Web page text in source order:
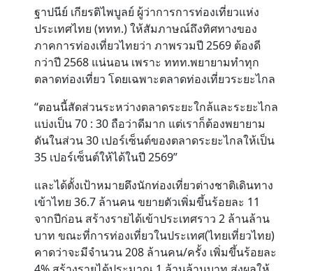
ฐาปนีย์ เกียรติไพบูลย์ ผู้ว่าการการท่องเที่ยวแห่ง
ประเทศไทย (ททท.) ให้สัมภาษณ์ถึงทิศทางของ
ภาคการท่องเที่ยวไทยว่า ภาพรวมปี 2569 ต้องดี
กว่าปี 2568 แน่นอน เพราะ ททท.พยายามทำทุก
ตลาดท่องเที่ยว โดยเฉพาะตลาดท่องเที่ยวระยะไกล
“ตอนนี้สัดส่วนระหว่างตลาดระยะใกล้และระยะไกล
แบ่งเป็น 70 : 30 ถือว่าดีมาก แต่เราก็ต้องพยายาม
ดันในส่วน 30 เปอร์เซ็นต์ของตลาดระยะไกลให้เป็น
35 เปอร์เซ็นต์ให้ได้ในปี 2569”
และได้ตั้งเป้าหมายดึงนักท่องเที่ยวต่างชาติเดินทาง
เข้าไทย 36.7 ล้านคน ขยายตัวเพิ่มขึ้นร้อยละ 11
จากปีก่อน สร้างรายได้เข้าประเทศราว 2 ล้านล้าน
บาท ขณะที่การท่องเที่ยวในประเทศ(ไทยเที่ยวไทย)
คาดว่าจะมีจำนวน 208 ล้านคน/ครั้ง เพิ่มขึ้นร้อยละ